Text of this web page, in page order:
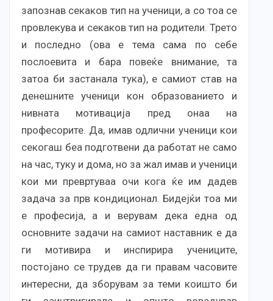
запознав секаков тип на ученици, а со тоа се
провлекува и секаков тип на родители. Трето
и последно (ова е тема сама по себе
послоевита и бара повеќе внимание, та
затоа би застанала тука), е самиот став на
денешните ученици кон образованието и
нивната мотивација пред онаа на
професорите. Да, имав одлични ученици кои
секогаш беа подготвени да работат не само
на час, туку и дома, но за жал имав и ученици
кои ми превртуваа очи кога ќе им дадев
задача за прв кондиционал. Бидејќи тоа ми
е професија, а и верувам дека една од
основните задачи на самиот наставник е да
ги мотивира и инспирира учениците,
постојано се трудев да ги правам часовите
интересни, да зборувам за теми коишто би